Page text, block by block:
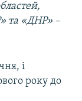
та «ДНР» –
і
року до